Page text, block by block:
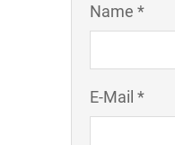
Name *
E-Mail *